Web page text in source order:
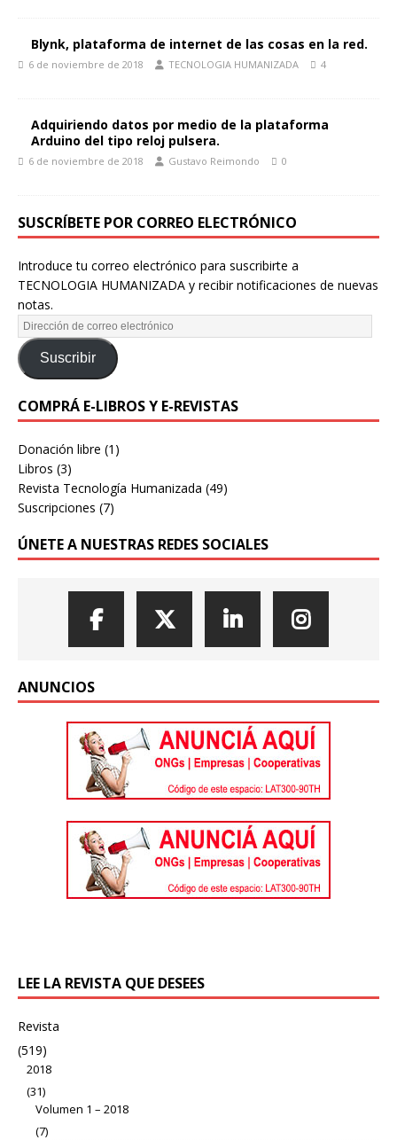
Blynk, plataforma de internet de las cosas en la red.
6 de noviembre de 2018 TECNOLOGIA HUMANIZADA 4
Adquiriendo datos por medio de la plataforma
Arduino del tipo reloj pulsera.
6 de noviembre de 2018 Gustavo Reimondo 0
SUSCRÍBETE POR CORREO ELECTRÓNICO
Introduce tu correo electrónico para suscribirte a
TECNOLOGIA HUMANIZADA y recibir notificaciones de nuevas
notas.
Suscribir
COMPRÁ E-LIBROS Y E-REVISTAS
Donación libre (1)
Libros (3)
Revista Tecnología Humanizada (49)
Suscripciones (7)
ÚNETE A NUESTRAS REDES SOCIALES
ANUNCIOS
LEE LA REVISTA QUE DESEES
Revista
(519)
2018
(31)
Volumen 1 – 2018
(7)